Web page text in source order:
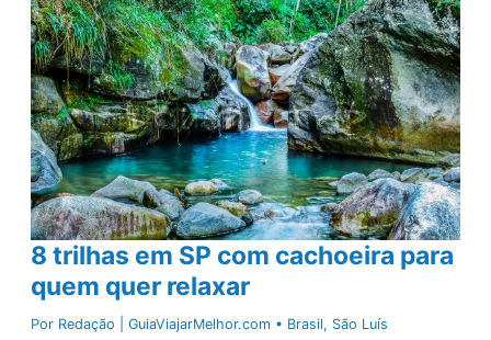
lagoa
com
água
cristalina
e
é
a
mais
nova
atração
de
Alagoas
8 trilhas em SP com cachoeira para
quem quer relaxar
Por Redação | GuiaViajarMelhor.com • Brasil, São Luís